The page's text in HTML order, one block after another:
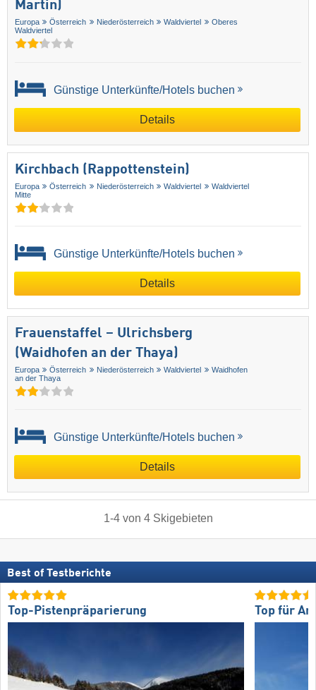
Martin)
Europa Österreich Niederösterreich Waldviertel
Oberes
Waldviertel
Günstige Unterkünfte/Hotels buchen
Details
Kirchbach (Rappottenstein)
Europa Österreich Niederösterreich Waldviertel
Waldviertel
Mitte
Günstige Unterkünfte/Hotels buchen
Details
Frauenstaffel – Ulrichsberg
(Waidhofen an der Thaya)
Europa Österreich Niederösterreich Waldviertel
Waidhofen
an der Thaya
Günstige Unterkünfte/Hotels buchen
Details
1-4von 4 Skigebieten
Best of Testberichte
Top-Pistenpräparierung Top für